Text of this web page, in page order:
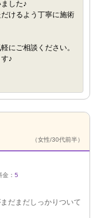
した♪
けるよう丁寧に施術
にご相談ください。
♪
（女性/30代前半）
金： 5
だまだしっかりついて